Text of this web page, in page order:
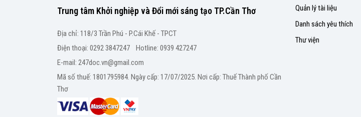
Trung tâm Khởi nghiệp và Đổi mới sáng tạo TP.Cần Thơ
Địa chỉ: 118/3 Trần Phú - P.Cái Khế - TPCT
Điện thoại: 0292 3847247 Hotline: 0939 427247
E-mail: 247doc.vn@gmail.com
Mã số thuế: 1801795984. Ngày cấp: 17/07/2025. Nơi cấp: Thuế Thành phố Cần
Thơ
Quản lý tài liệu
Danh sách yêu thích
Thư viện